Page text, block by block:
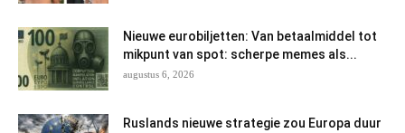
Nieuwe eurobiljetten: Van betaalmiddel tot
mikpunt van spot: scherpe memes als...
augustus 6, 2026
Ruslands nieuwe strategie zou Europa duur